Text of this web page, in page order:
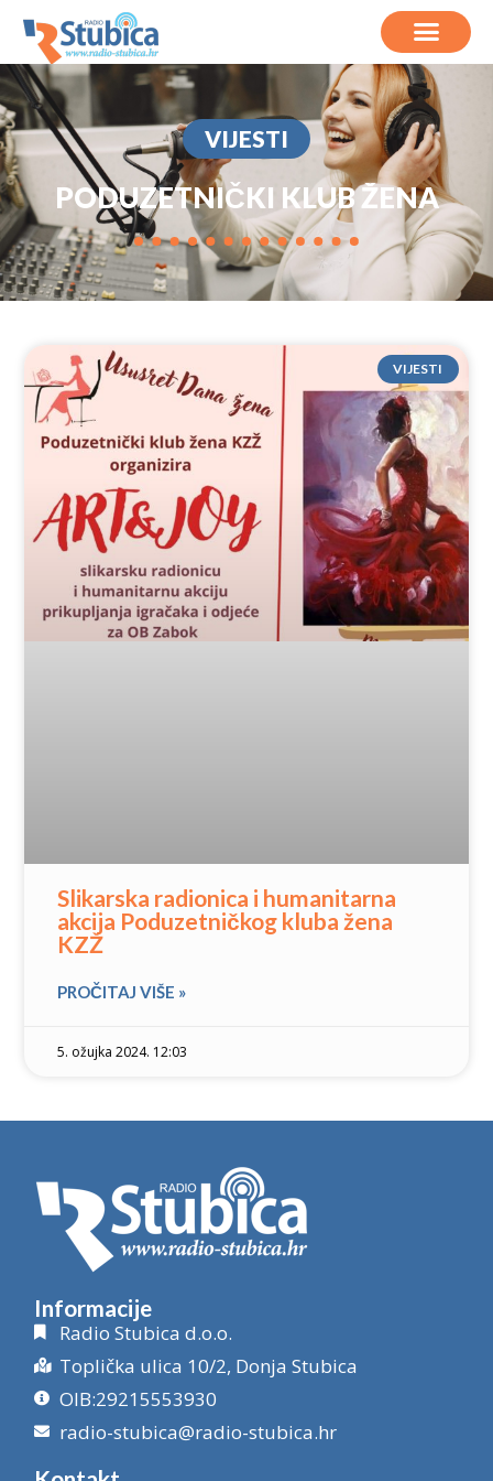
VIJESTI
PODUZETNIČKI KLUB ŽENA
VIJESTI
Slikarska radionica i humanitarna
akcija Poduzetničkog kluba žena
KZŽ
PROČITAJ VIŠE »
5. ožujka 2024. 12:03
Informacije
Radio Stubica d.o.o.
Toplička ulica 10/2, Donja Stubica
OIB:29215553930
radio-stubica@radio-stubica.hr